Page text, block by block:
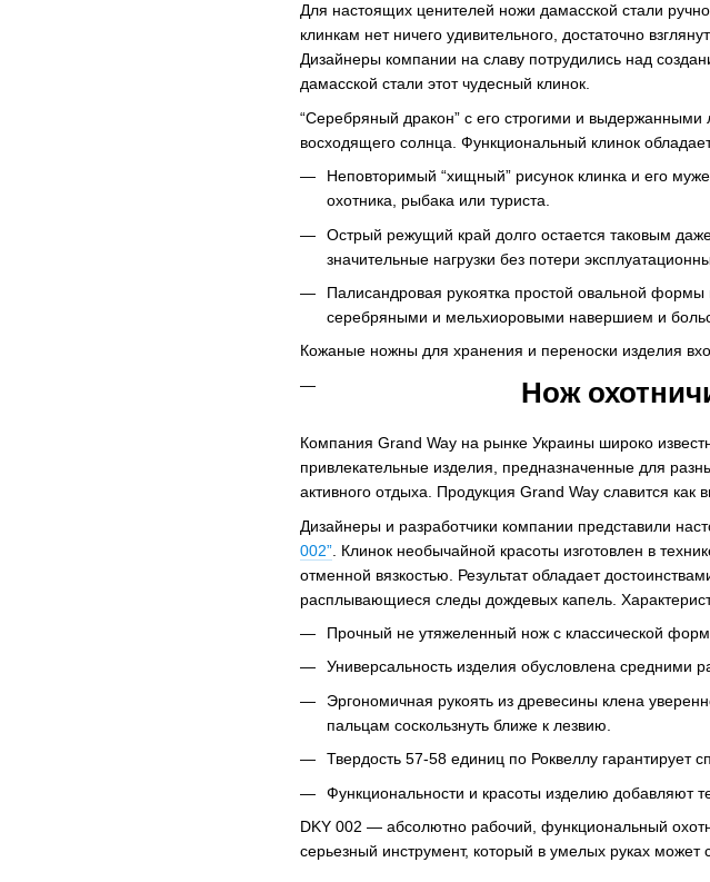
Для настоящих ценителей ножи дамасской стали
клинкам нет ничего удивительного, достаточно
Дизайнеры компании на славу потрудились над
дамасской стали этот чудесный клинок.
“Серебряный дракон” с его строгими и выдержанными
восходящего солнца. Функциональный клинок
Неповторимый “хищный” рисунок клинка и его
охотника, рыбака или туриста.
Острый режущий край долго остается таковым
значительные нагрузки без потери
Палисандровая рукоятка простой овальной
серебряными и мельхиоровыми навершием и
Кожаные ножны для хранения и переноски изделия
Нож
Компания Grand Way на рынке Украины широко
привлекательные изделия, предназначенные для
активного отдыха. Продукция Grand Way славится как
Дизайнеры и разработчики компании представили
002” . Клинок необычайной красоты изготовлен в
отменной вязкостью. Результат обладает
расплывающиеся следы дождевых капель.
Прочный не утяжеленный нож с классической
Универсальность изделия обусловлена средними
Эргономичная рукоять из древесины клена
пальцам соскользнуть ближе к лезвию.
Твердость 57-58 единиц по Роквеллу гарантирует
Функциональности и красоты изделию добавляют
DKY 002 — абсолютно рабочий, функциональный
серьезный инструмент, который в умелых руках может